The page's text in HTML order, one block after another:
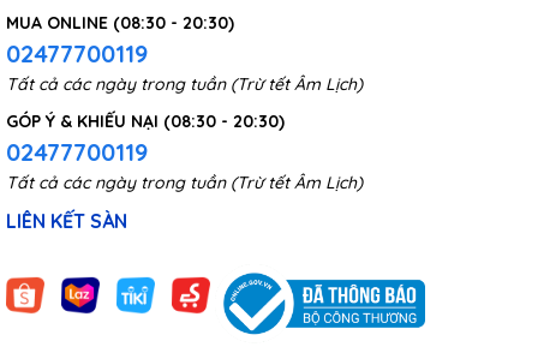
MUA ONLINE (08:30 - 20:30)
02477700119
Tất cả các ngày trong tuần (Trừ tết Âm Lịch)
GÓP Ý & KHIẾU NẠI (08:30 - 20:30)
02477700119
Tất cả các ngày trong tuần (Trừ tết Âm Lịch)
LIÊN KẾT SÀN